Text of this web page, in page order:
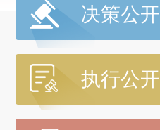
决策公开
执行公开